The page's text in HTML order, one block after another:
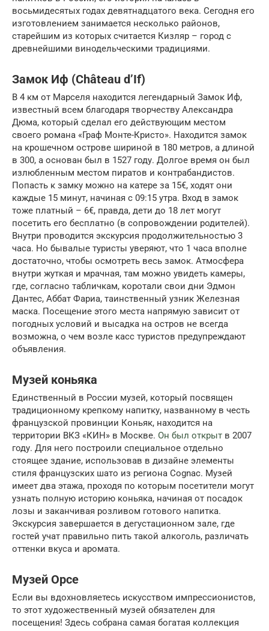
восьмидесятых годах девятнадцатого века. Сегодня его
изготовлением занимается несколько районов,
старейшим из которых считается Кизляр – город с
древнейшими винодельческими традициями.
Замок Иф (Château d’If)
В 4 км от Марселя находится легендарный Замок Иф,
известный всем благодаря творчеству Александра
Дюма, который сделал его действующим местом
своего романа «Граф Монте-Кристо». Находится замок
на крошечном острове шириной в 180 метров, а длиной
в 300, а основан был в 1527 году. Долгое время он был
излюбленным местом пиратов и контрабандистов.
Попасть к замку можно на катере за 15€, ходят они
каждые 15 минут, начиная с 09:15 утра. Вход в замок
тоже платный – 6€, правда, дети до 18 лет могут
посетить его бесплатно (в сопровождении родителей).
Внутри проводится экскурсия продолжительностью 3
часа. Но бывалые туристы уверяют, что 1 часа вполне
достаточно, чтобы осмотреть весь замок. Атмосфера
внутри жуткая и мрачная, там можно увидеть камеры,
где, согласно табличкам, коротали свои дни Эдмон
Дантес, Аббат Фариа, таинственный узник Железная
маска. Посещение этого места напрямую зависит от
погодных условий и высадка на остров не всегда
возможна, о чем возле касс туристов предупреждают
объявления.
Музей коньяка
Единственный в России музей, который посвящен
традиционному крепкому напитку, названному в честь
французской провинции Коньяк, находится на
территории ВКЗ «КИН» в Москве. Он был открыт в 2007
году. Для него построили специальное отдельно
стоящее здание, использовав в дизайне элементы
стиля французских шато из региона Cognac. Музей
имеет два этажа, проходя по которым посетители могут
узнать полную историю коньяка, начиная от посадок
лозы и заканчивая розливом готового напитка.
Экскурсия завершается в дегустационном зале, где
гостей учат правильно пить такой алкоголь, различать
оттенки вкуса и аромата.
Музей Орсе
Если вы вдохновляетесь искусством импрессионистов,
то этот художественный музей обязателен для
посещения! Здесь собрана самая богатая коллекция